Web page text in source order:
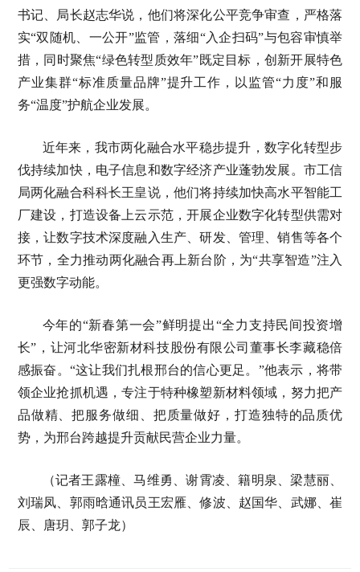
书记、局长赵志华说，他们将深化公平竞争审查，严格落
实“双随机、一公开”监管，落细“入企扫码”与包容审慎举
措，同时聚焦“绿色转型质效年”既定目标，创新开展特色
产业集群“标准质量品牌”提升工作，以监管“力度”和服
务“温度”护航企业发展。
近年来，我市两化融合水平稳步提升，数字化转型步
伐持续加快，电子信息和数字经济产业蓬勃发展。市工信
局两化融合科科长王皇说，他们将持续加快高水平智能工
厂建设，打造设备上云示范，开展企业数字化转型供需对
接，让数字技术深度融入生产、研发、管理、销售等各个
环节，全力推动两化融合再上新台阶，为“共享智造”注入
更强数字动能。
今年的“新春第一会”鲜明提出“全力支持民间投资增
长”，让河北华密新材科技股份有限公司董事长李藏稳倍
感振奋。“这让我们扎根邢台的信心更足。”他表示，将带
领企业抢抓机遇，专注于特种橡塑新材料领域，努力把产
品做精、把服务做细、把质量做好，打造独特的品质优
势，为邢台跨越提升贡献民营企业力量。
（记者王露橦、马维勇、谢霄凌、籍明泉、梁慧丽、
刘瑞凤、郭雨晗通讯员王宏雁、修波、赵国华、武娜、崔
辰、唐玥、郭子龙）